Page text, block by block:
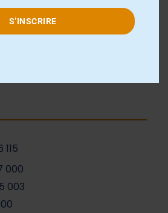
Sahloul
000
003
S’INSCRIRE